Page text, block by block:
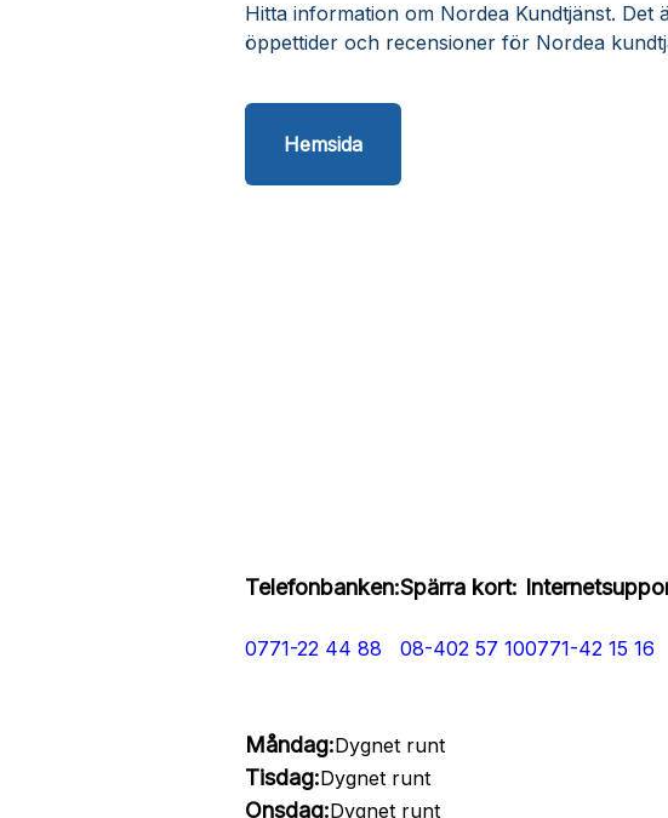
Hitta information om Nordea Kundtjänst. Det
öppettider och recensioner för Nordea
Hemsida
Telefonbanken:
0771-22 44 88
Spärra kort:
08-402 57 100771-42 15 16
Måndag:Dygnet runt
Tisdag:Dygnet runt
Onsdag:Dygnet runt